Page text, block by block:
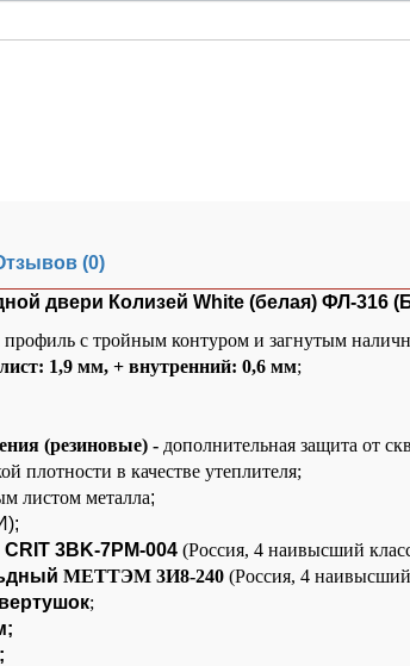
(0)
двери Колизей White (белая) ФЛ-316
с тройным контуром и загнутым
1,9 мм, + внутренний: 0,6 мм;
(резиновые) - дополнительная защита от
плотности в качестве утеплителя;
листом металла;
CRIT 3BK-7PM-004 (Россия, 4 наивысший
МЕТТЭМ 3И8-240 (Россия, 4 наивысший
;